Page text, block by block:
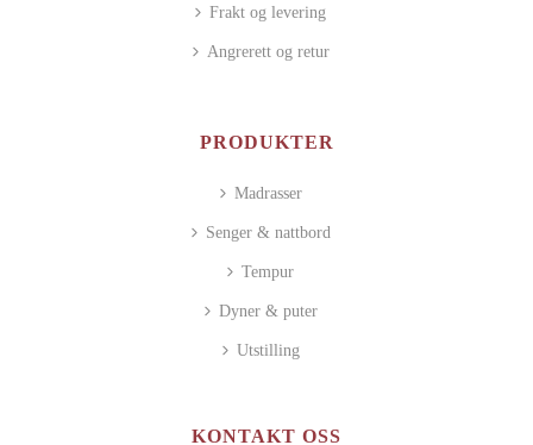
Frakt og levering
Angrerett og retur
PRODUKTER
Madrasser
Senger & nattbord
Tempur
Dyner & puter
Utstilling
KONTAKT OSS